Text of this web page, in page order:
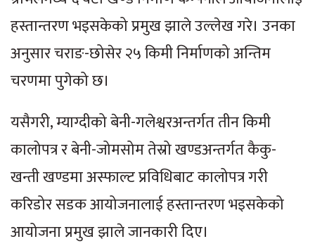
हस्तान्तरण भइसकेको प्रमुख झाले उल्लेख गरे। उनका
अनुसार चराङ-छोसेर २५ किमी निर्माणको अन्तिम
चरणमा पुगेको छ।
यसैगरी, म्याग्दीको बेनी-गलेश्वरअन्तर्गत तीन किमी
कालोपत्र र बेनी-जोमसोम तेस्रो खण्डअन्तर्गत कैकु-
खन्ती खण्डमा अस्फाल्ट प्रविधिबाट कालोपत्र गरी
करिडोर सडक आयोजनालाई हस्तान्तरण भइसकेको
आयोजना प्रमुख झाले जानकारी दिए।